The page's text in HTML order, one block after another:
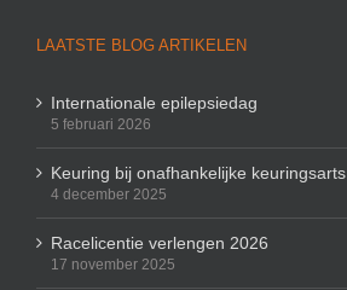
LAATSTE BLOG ARTIKELEN
Internationale epilepsiedag
5 februari 2026
Keuring bij onafhankelijke keuringsarts
4 december 2025
Racelicentie verlengen 2026
17 november 2025